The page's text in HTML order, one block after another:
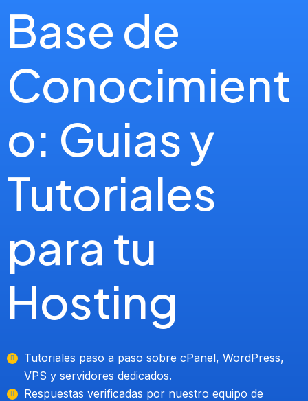
Base de
Conocimient
o: Guias y
Tutoriales
para tu
Hosting
Tutoriales paso a paso sobre cPanel, WordPress,
VPS y servidores dedicados.
Respuestas verificadas por nuestro equipo de